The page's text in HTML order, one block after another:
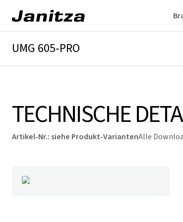
UMG 605-PRO
TECHNISCHE
Artikel-Nr.:siehe Produkt-VariantenAlle